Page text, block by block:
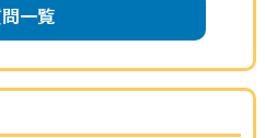
一覧